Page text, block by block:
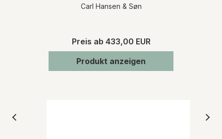
Carl Hansen & Søn
Preis ab 433,00 EUR
Produkt anzeigen